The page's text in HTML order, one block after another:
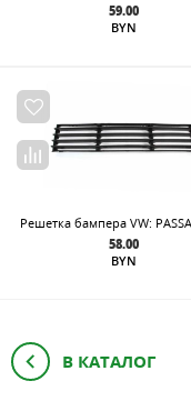
59.00
BYN
58.00
BYN
В КАТАЛОГ